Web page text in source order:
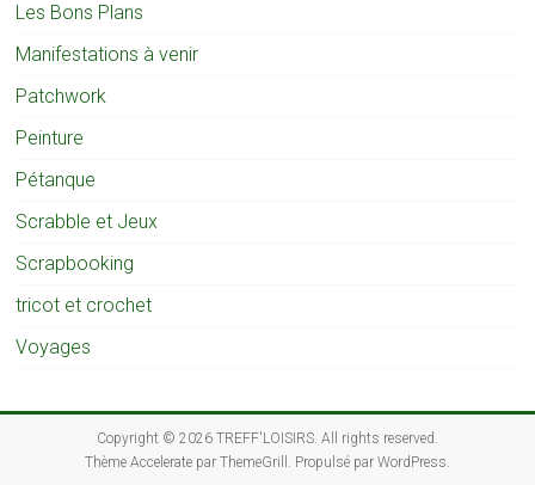
Les Bons Plans
Manifestations à venir
Patchwork
Peinture
Pétanque
Scrabble et Jeux
Scrapbooking
tricot et crochet
Voyages
Copyright © 2026 TREFF'LOISIRS. All rights reserved.
Thème Acceleratepar ThemeGrill. Propulsé par WordPress.